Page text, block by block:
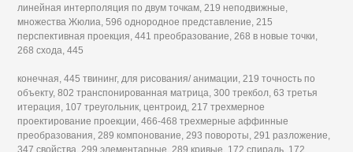
линейная интерполяция по двум точкам, 219 неподвижные,
множества Жюлиа, 596 однородное представление, 215
перспективная проекция, 441 преобразование, 268 в новые точки,
268 схода, 445
конечная, 445 твининг, для рисования/ анимации, 219 точность по
объекту, 802 транспонированная матрица, 300 трекбол, 63 третья
итерация, 107 треугольник, центроид, 217 трехмерное
проектирование проекции, 466-468 трехмерные аффинные
преобразования, 289 компонование, 293 повороты, 291 разложение,
347 свойства, 299 элементарные, 289 кривые, 172 спираль, 172